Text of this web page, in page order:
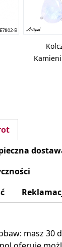
masz 30